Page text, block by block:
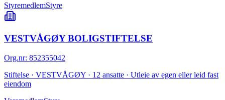
StyremedlemStyre
VESTVÅGØY BOLIGSTIFTELSE
Org.nr: 852355042
Stiftelse · VESTVÅGØY · 12 ansatte · Utleie av egen eller leid fast
eiendom